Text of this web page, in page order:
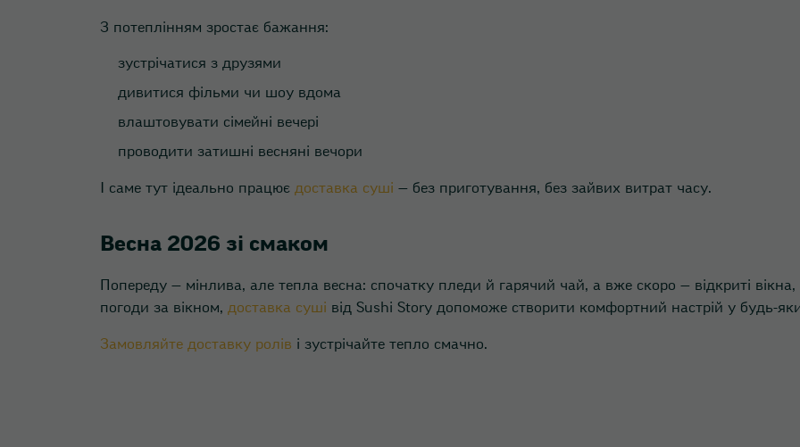
Гостомель
Коцюбинське
З потеплінням зростає бажання:
зустрічатися з друзями
дивитися фільми чи шоу вдома
влаштовувати сімейні вечері
проводити затишні весняні вечори
І саме тут ідеально працює доставка суші — без приготування, без зайвих витрат часу.
Весна 2026 зі смаком
Попереду — мінлива, але тепла весна: спочатку пледи й гарячий чай, а вже скоро — відкриті
погоди за вікном, доставка суші від Sushi Story допоможе створити комфортний настрій у будь-
Замовляйте доставку ролів і зустрічайте тепло смачно.